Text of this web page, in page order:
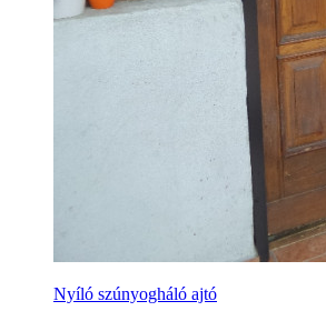
Nyíló szúnyogháló ajtó